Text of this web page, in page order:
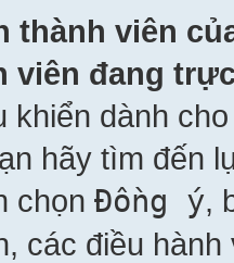
thành viên
viên đang
khiển dành
hãy tìm đến
chọn Đồng ý,
các điều